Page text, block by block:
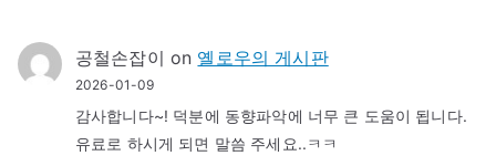
공철손잡이 on 옐로우의 게시판
2026-01-09
감사합니다~! 덕분에 동향파악에 너무 큰 도움이 됩니다.
유료로 하시게 되면 말씀 주세요..ㅋㅋ